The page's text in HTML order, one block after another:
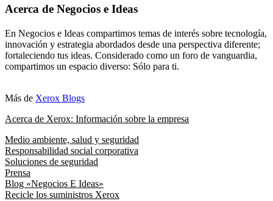
Acerca de Negocios e Ideas
En Negocios e Ideas compartimos temas de interés sobre tecnología,
innovación y estrategia abordados desde una perspectiva diferente;
fortaleciendo tus ideas. Considerado como un foro de vanguardia,
compartimos un espacio diverso: Sólo para ti.
Más de Xerox Blogs
Acerca de Xerox: Información sobre la empresa
Medio ambiente, salud y seguridad
Responsabilidad social corporativa
Soluciones de seguridad
Prensa
Blog «Negocios E Ideas»
Recicle los suministros Xerox